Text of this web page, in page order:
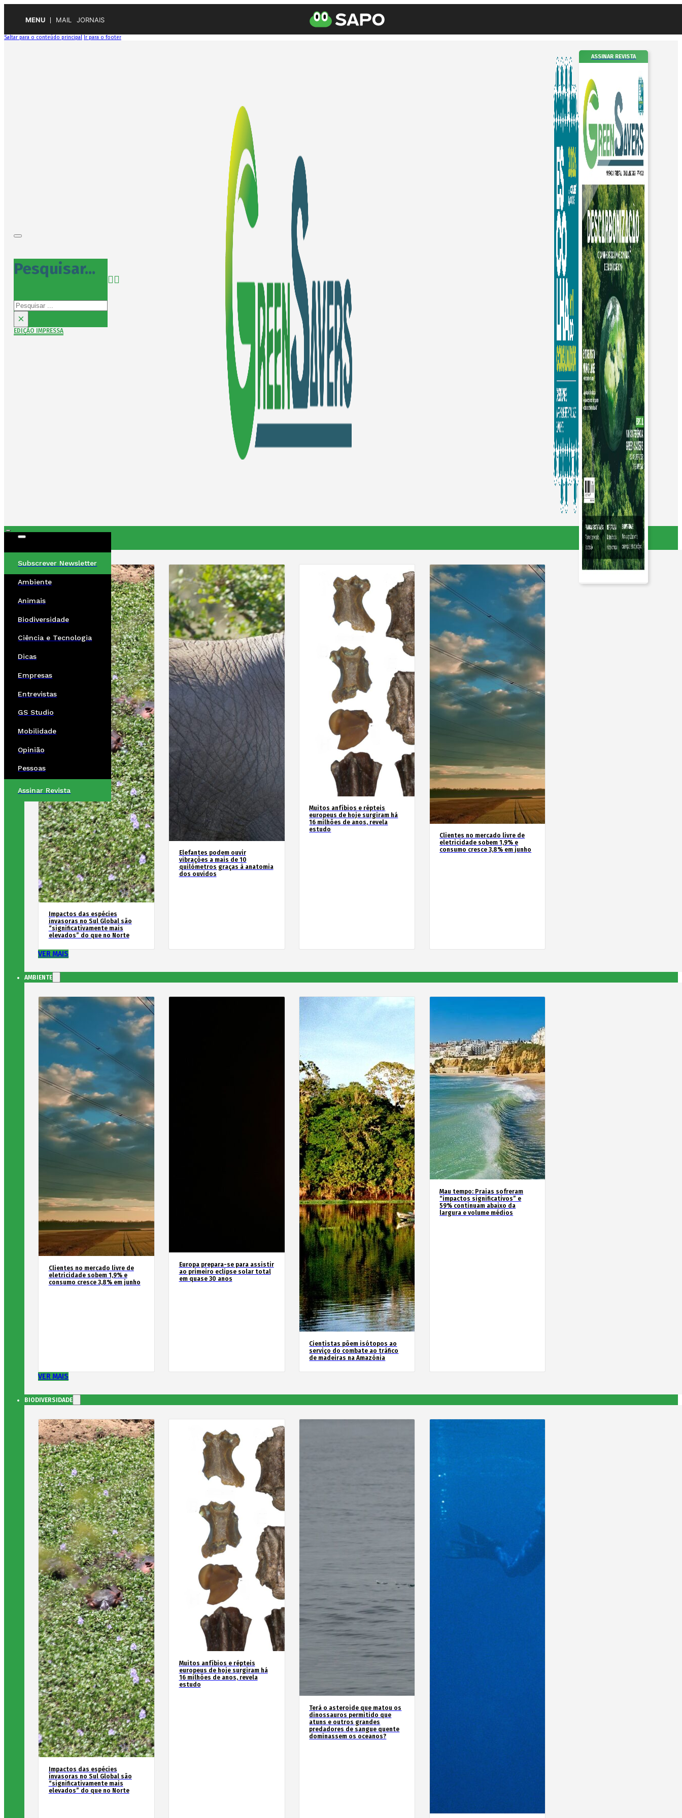
MENU MAIL JORNAIS
Saltar para o conteúdo principal Ir para o footer
Pesquisar...
Pesquisar
×
EDIÇÃO IMPRESSA
ASSINAR REVISTA
Subscrever Newsletter
Ambiente
Animais
Biodiversidade
Ciência e Tecnologia
Dicas
Empresas
Entrevistas
GS Studio
Mobilidade
Opinião
Pessoas
Assinar Revista
Impactos das espécies
invasoras no Sul Global são
“significativamente mais
elevados” do que no Norte
Elefantes podem ouvir
vibrações a mais de 10
quilómetros graças à anatomia
dos ouvidos
Muitos anfíbios e répteis
europeus de hoje surgiram há
16 milhões de anos, revela
estudo
Clientes no mercado livre de
eletricidade sobem 1,9% e
consumo cresce 3,8% em junho
VER MAIS
AMBIENTE
Clientes no mercado livre de
eletricidade sobem 1,9% e
consumo cresce 3,8% em junho
Europa prepara-se para assistir
ao primeiro eclipse solar total
em quase 30 anos
Cientistas põem isótopos ao
serviço do combate ao tráfico
de madeiras na Amazónia
Mau tempo: Praias sofreram
“impactos significativos” e
59% continuam abaixo da
largura e volume médios
VER MAIS
BIODIVERSIDADE
Impactos das espécies
invasoras no Sul Global são
“significativamente mais
elevados” do que no Norte
Muitos anfíbios e répteis
europeus de hoje surgiram há
16 milhões de anos, revela
estudo
Terá o asteroide que matou os
dinossauros permitido que
atuns e outros grandes
predadores de sangue quente
dominassem os oceanos?